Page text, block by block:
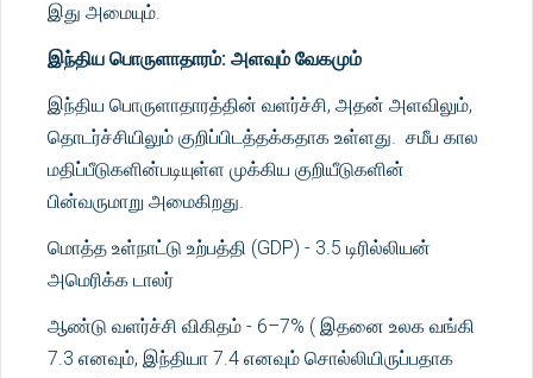
இது அமையும்.
இந்திய பொருளாதாரம்: அளவும் வேகமும்
இந்திய பொருளாதாரத்தின் வளர்ச்சி, அதன் அளவிலும்,
தொடர்ச்சியிலும் குறிப்பிடத்தக்கதாக உள்ளது. சமீப கால
மதிப்பீடுகளின்படியுள்ள முக்கிய குறியீடுகளின்
பின்வருமாறு அமைகிறது.
மொத்த உள்நாட்டு உற்பத்தி (GDP) - 3.5 டிரில்லியன்
அமெரிக்க டாலர்
ஆண்டு வளர்ச்சி விகிதம் - 6–7% ( இதனை உலக வங்கி
7.3 எனவும், இந்தியா 7.4 எனவும் சொல்லியிருப்பதாக